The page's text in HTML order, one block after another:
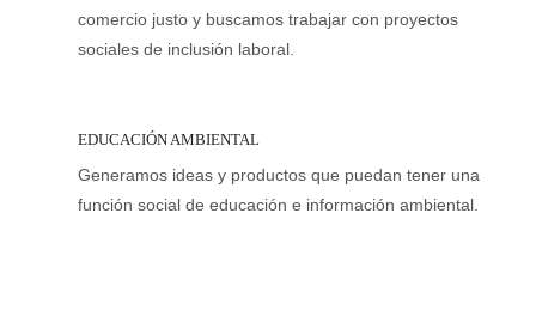
comercio justo y buscamos trabajar con proyectos
sociales de inclusión laboral.
EDUCACIÓN AMBIENTAL
Generamos ideas y productos que puedan tener una
función social de educación e información ambiental.